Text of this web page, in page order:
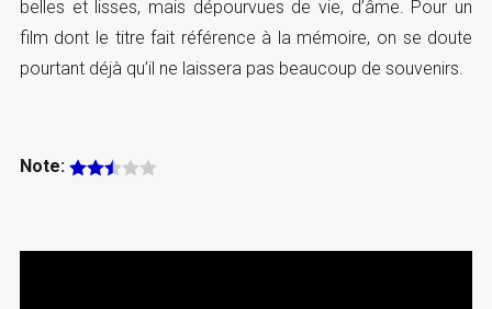
belles et lisses, mais dépourvues de vie, d’âme. Pour un
film dont le titre fait référence à la mémoire, on se doute
pourtant déjà qu’il ne laissera pas beaucoup de souvenirs.
Note: